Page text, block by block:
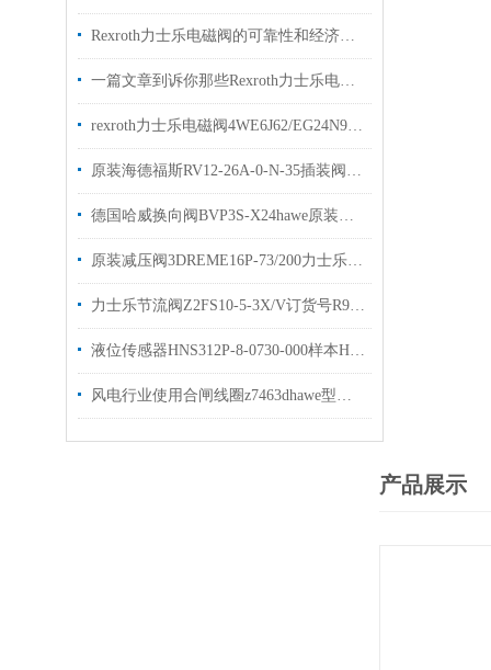
Rexroth力士乐电磁阀的可靠性和经济性解读
一篇文章到诉你那些Rexroth力士乐电磁阀常见的符号的是什么意思
rexroth力士乐电磁阀4WE6J62/EG24N9K4两位三通阀
原装海德福斯RV12-26A-0-N-35插装阀现货出售
德国哈威换向阀BVP3S-X24hawe原装出售bvp系列
原装减压阀3DREME16P-73/200力士乐比例阀有现货出售
力士乐节流阀Z2FS10-5-3X/V订货号R900517812现货
液位传感器HNS312P-8-0730-000样本HYDAC原装出售
风电行业使用合闸线圈z7463dhawe型号gr2-0kb-g5/30×48现货
产品展示